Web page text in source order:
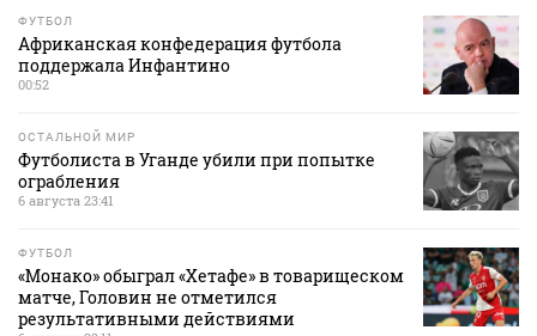
ФУТБОЛ
Африканская конфедерация футбола
поддержала Инфантино
00:52
ОСТАЛЬНОЙ МИР
Футболиста в Уганде убили при попытке
ограбления
6 августа 23:41
ФУТБОЛ
«Монако» обыграл «Хетафе» в товарищеском
матче, Головин не отметился
результативными действиями